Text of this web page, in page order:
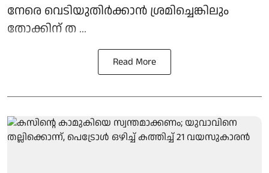
നേരെ വെടിയുതിർക്കാൻ ശ്രമിച്ചെങ്കിലും
തോക്കിന് ത ...
Read More